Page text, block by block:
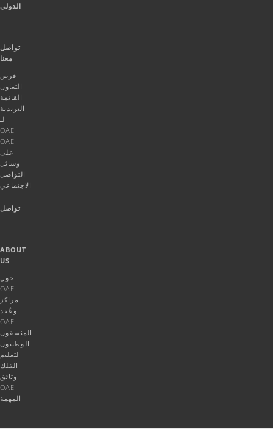
الدولي
تواصل
معنا
فرص
التعاون
القائمة
البريدية
لـ
OAE
OAE
على
وسائل
التواصل
الاجتماعي
تواصل
ABOUT
US
حول
OAE
مراكز
وعُقد
OAE
المنسقون
الوطنيون
لتعليم
الفلك
وثائق
OAE
المهمة